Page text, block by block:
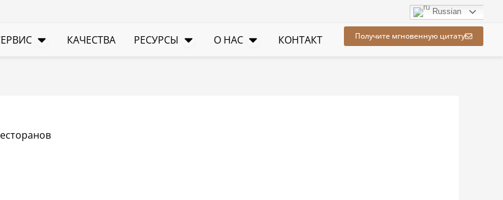
Russian
Открыть OEM-сервис
КАЧЕСТВА РЕСУРСЫ Открытые ресурсы
О НАС Открыть О НАС
КОНТАКТ Получите мгновенную цитату